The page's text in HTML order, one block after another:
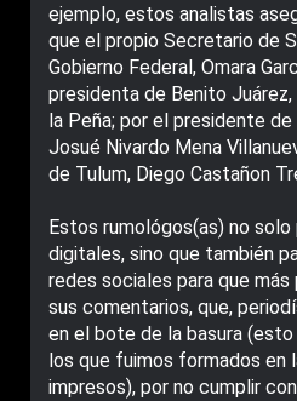
ejemplo, estos analistas
que el propio Secretario de
Gobierno Federal, Omara
presidenta de Benito
la Peña; por el presidente de
Josué Nivardo Mena
de Tulum, Diego Castañon
Estos rumológos(as) no solo
digitales, sino que también
redes sociales para que
sus comentarios, que,
en el bote de la basura
los que fuimos formados en
impresos), por no cumplir